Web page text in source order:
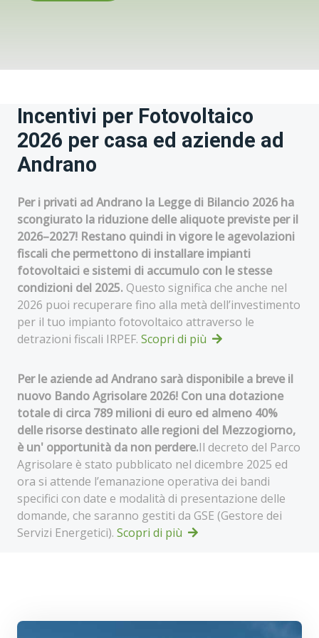
Incentivi per Fotovoltaico
2026 per casa ed aziende ad
Andrano
Per i privati ad Andrano la Legge di Bilancio 2026 ha
scongiurato la riduzione delle aliquote previste per il
2026–2027! Restano quindi in vigore le agevolazioni
fiscali che permettono di installare impianti
fotovoltaici e sistemi di accumulo con le stesse
condizioni del 2025. Questo significa che anche nel
2026 puoi recuperare fino alla metà dell’investimento
per il tuo impianto fotovoltaico attraverso le
detrazioni fiscali IRPEF. Scopri di più
Per le aziende ad Andrano sarà disponibile a breve il
nuovo Bando Agrisolare 2026! Con una dotazione
totale di circa 789 milioni di euro ed almeno 40%
delle risorse destinato alle regioni del Mezzogiorno,
è un' opportunità da non perdere.Il decreto del Parco
Agrisolare è stato pubblicato nel dicembre 2025 ed
ora si attende l’emanazione operativa dei bandi
specifici con date e modalità di presentazione delle
domande, che saranno gestiti da GSE (Gestore dei
Servizi Energetici). Scopri di più